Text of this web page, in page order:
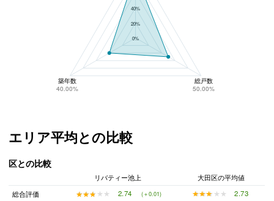
40%
20%
0%
築年数
40.00%
総戸数
50.00%
エリア平均との比較
区との比較
リバティー池上
大田区の平均値
総合評価
★★★★★
★★★★★ 2.74 (＋0.01) ★★★★★
★★★★★
2.73